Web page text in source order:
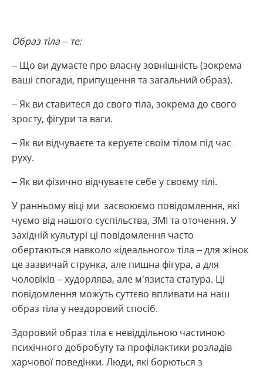
Образ тіла – те:
– Що ви думаєте про власну зовнішність (зокрема
ваші спогади, припущення та загальний образ).
– Як ви ставитеся до свого тіла, зокрема до свого
зросту, фігури та ваги.
– Як ви відчуваєте та керуєте своїм тілом під час
руху.
– Як ви фізично відчуваєте себе у своєму тілі.
У ранньому віці ми засвоюємо повідомлення, які
чуємо від нашого суспільства, ЗМІ та оточення. У
західній культурі ці повідомлення часто
обертаються навколо «ідеального» тіла – для жінок
це зазвичай струнка, але пишна фігура, а для
чоловіків – худорлява, але м’язиста статура. Ці
повідомлення можуть суттєво впливати на наш
образ тіла у нездоровий спосіб.
Здоровий образ тіла є невіддільною частиною
психічного добробуту та профілактики розладів
харчової поведінки. Люди, які борються з